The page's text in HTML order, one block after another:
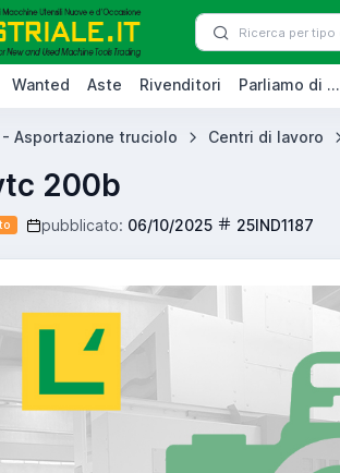
Wanted Aste Rivenditori Parliamo di ...
- Asportazione truciolo Centri di lavoro
200b
pubblicato: 06/10/2025 25IND1187